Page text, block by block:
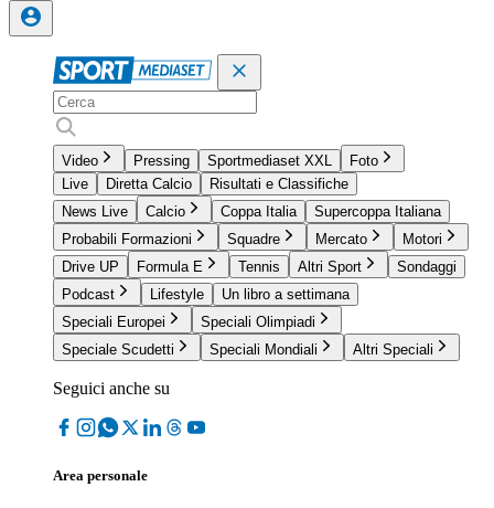
Video Pressing Sportmediaset XXL
Foto
Live
Diretta Calcio
Risultati e Classifiche
News Live
Calcio Coppa Italia
Supercoppa Italiana
Probabili Formazioni
Squadre Mercato
Motori
Drive UP
Formula E Tennis Altri Sport
Sondaggi
Podcast
Lifestyle
Un libro a settimana
Speciali Europei
Speciali Olimpiadi
Speciale Scudetti
Speciali Mondiali Altri Speciali
Seguici anche su
Area personale